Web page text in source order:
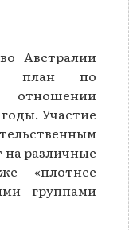
Австралии
план по
Участие
на различные
«плотнее
группами